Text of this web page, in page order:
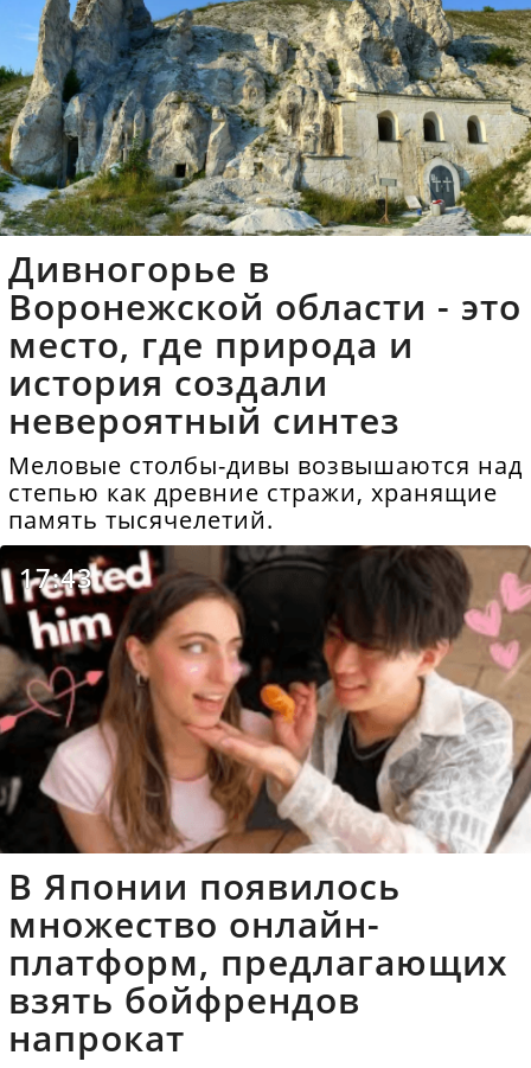
Дивногорье в
Воронежской области - это
место, где природа и
история создали
невероятный синтез
Меловые столбы-дивы возвышаются над
степью как древние стражи, хранящие
память тысячелетий.
17:43
В Японии появилось
множество онлайн-
платформ, предлагающих
взять бойфрендов
напрокат